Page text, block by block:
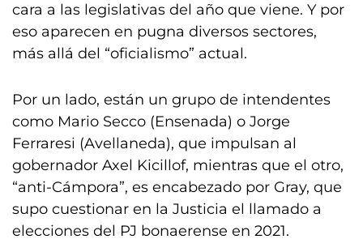
cara a las legislativas del año que viene. Y por
eso aparecen en pugna diversos sectores,
más allá del “oficialismo” actual.
Por un lado, están un grupo de intendentes
como Mario Secco (Ensenada) o Jorge
Ferraresi (Avellaneda), que impulsan al
gobernador Axel Kicillof, mientras que el otro,
“anti-Cámpora”, es encabezado por Gray, que
supo cuestionar en la Justicia el llamado a
elecciones del PJ bonaerense en 2021.